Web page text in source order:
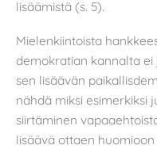
lisäämistä (s. 5).
Mielenkiintoista
demokratian kannalta ei
sen lisäävän
nähdä miksi esimerkiksi
siirtäminen
lisäävä ottaen